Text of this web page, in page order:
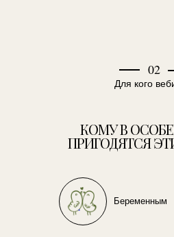
КОМУ В
ПРИГОДЯТСЯ
02
Для кого
Беременным